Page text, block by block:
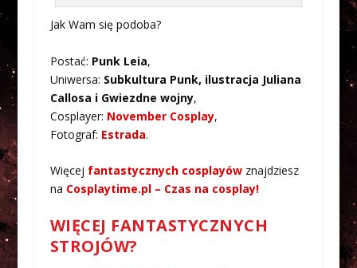
Jak Wam się podoba?
Postać: Punk Leia,
Uniwersa: Subkultura Punk, ilustracja Juliana
Callosa i Gwiezdne wojny,
Cosplayer: November Cosplay,
Fotograf: Estrada.
Więcej fantastycznych cosplayówznajdziesz
na Cosplaytime.pl – Czas na cosplay!
WIĘCEJ FANTASTYCZNYCH
STROJÓW?